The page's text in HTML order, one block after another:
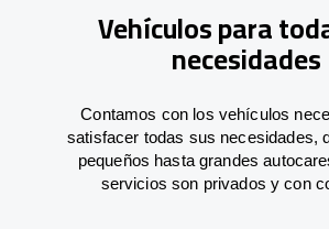
Vehículos para
necesidades
Contamos con los vehículos
satisfacer todas sus necesidades,
pequeños hasta grandes
servicios son privados y con